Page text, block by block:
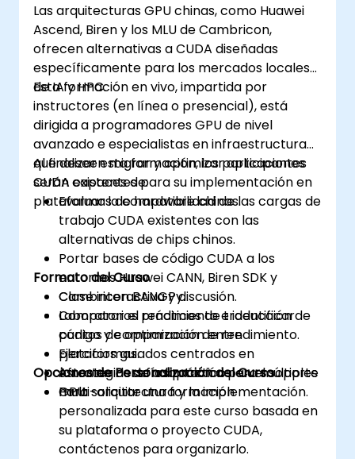
Las arquitecturas GPU chinas, como Huawei
Ascend, Biren y los MLU de Cambricon,
ofrecen alternativas a CUDA diseñadas
específicamente para los mercados locales
de IA y HPC.
Esta formación en vivo, impartida por
instructores (en línea o presencial), está
dirigida a programadores GPU de nivel
avanzado e especialistas en infraestructura
que deseen migrar y optimizar aplicaciones
CUDA existentes para su implementación en
plataformas de hardware chinas.
Al finalizar esta formación, los participantes
serán capaces de:
Evaluar la compatibilidad de las cargas de
trabajo CUDA existentes con las
alternativas de chips chinos.
Portar bases de código CUDA a los
entornos Huawei CANN, Biren SDK y
Cambricon BANGPy.
Comparar el rendimiento e identificar
puntos de optimización entre
plataformas.
Afrontar desafíos prácticos en el soporte
multi-arquitectura y la implementación.
Formato del Curso
Clase interactiva y discusión.
Laboratorios prácticos de traducción de
código y comparación de rendimiento.
Ejercicios guiados centrados en
estrategias de adaptación para múltiples
GPU.
Opciones de Personalización del Curso
Para solicitar una formación
personalizada para este curso basada en
su plataforma o proyecto CUDA,
contáctenos para organizarlo.